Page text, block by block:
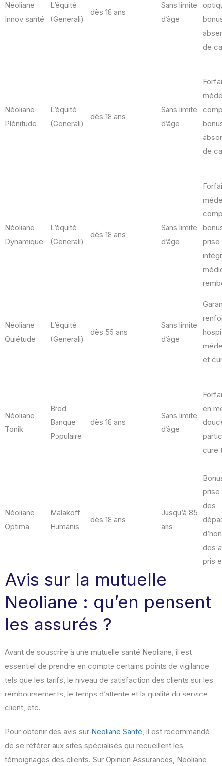
Néoliane
Innov santé
L’équité
(Generali)
dès 18 ans
Sans limite
d’âge
de
Néoliane
Plénitude
L’équité
(Generali)
dès 18 ans
Sans limite
d’âge
de
Néoliane
Dynamique
L’équité
(Generali)
dès 18 ans
Sans limite
d’âge
prise
Néoliane
Quiétude
L’équité
(Generali)
dès 55 ans
Sans limite
d’âge
et
Néoliane
Tonik
Bred
Banque
Populaire
dès 18 ans
Sans limite
d’âge
en
cure
Néoliane
Optima
Malakoff
Humanis
dès 18 ans
Jusqu’à 85
ans
prise
des
des
pris
Avis sur la mutuelle
Neoliane : qu’en pensent
les assurés ?
Avant de souscrire à une mutuelle santé Neoliane, il est
essentiel de prendre en compte certains points de vigilance
tels que les tarifs, le niveau de satisfaction des clients sur les
remboursements, le temps d’attente et la qualité du service
client, etc.
Pour obtenir des avis sur Neoliane Santé, il est recommandé
de se référer aux sites spécialisés qui recueillent les
témoignages des clients. Sur Opinion Assurances, Neoliane